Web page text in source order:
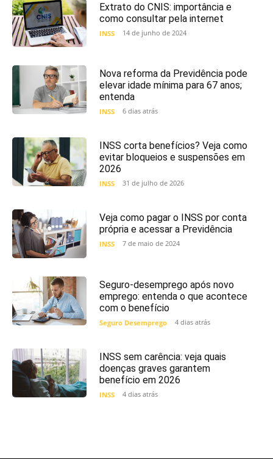
Extrato do CNIS: importância e
como consultar pela internet
INSS 14 de junho de 2024
Nova reforma da Previdência pode
elevar idade mínima para 67 anos;
entenda
INSS 6 dias atrás
INSS corta benefícios? Veja como
evitar bloqueios e suspensões em
2026
INSS 31 de julho de 2026
Veja como pagar o INSS por conta
própria e acessar a Previdência
INSS 7 de maio de 2024
Seguro-desemprego após novo
emprego: entenda o que acontece
com o benefício
Seguro Desemprego 4 dias atrás
INSS sem carência: veja quais
doenças graves garantem
benefício em 2026
INSS 4 dias atrás